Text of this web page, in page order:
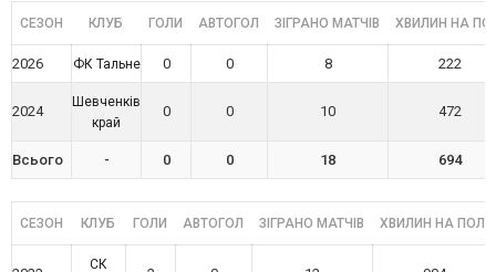
СЕЗОН КЛУБ ГОЛИ АВТОГОЛ ЗІГРАНО МАТЧІВ ХВИЛИН НА
2026 ФК Тальне 0 0 8 222
2024
Шевченків
край
0 0 10 472
Всього - 0 0 18 694
СЕЗОН КЛУБ ГОЛИ АВТОГОЛ ЗІГРАНО МАТЧІВ ХВИЛИН НА ПОЛІ
СК